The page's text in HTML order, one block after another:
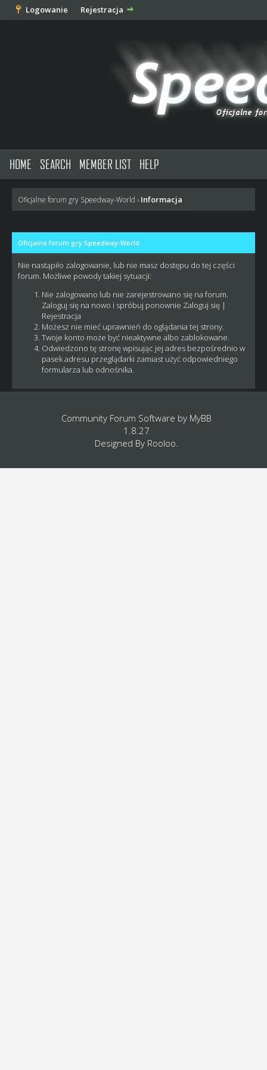
Logowanie Rejestracja
HOME SEARCH MEMBER LIST HELP
Oficjalne forum gry Speedway-World › Informacja
Oficjalne forum gry Speedway-World
Nie nastąpiło zalogowanie, lub nie masz dostępu do tej części
forum. Możliwe powody takiej sytuacji:
Nie zalogowano lub nie zarejestrowano się na forum.
Zaloguj się na nowo i spróbuj ponownie Zaloguj się|
Rejestracja
Możesz nie mieć uprawnień do oglądania tej strony.
Twoje konto może być nieaktywne albo zablokowane.
Odwiedzono tę stronę wpisując jej adres bezpośrednio w
pasek adresu przeglądarki zamiast użyć odpowiedniego
formularza lub odnośnika.
Community Forum Software by MyBB
1.8.27
Designed By Rooloo.